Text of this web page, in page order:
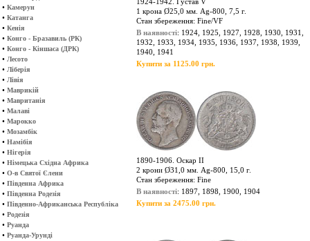
• Камерун
• Катанга
• Кенія
• Конго - Бразавиль (РК)
• Конго - Кіншаса (ДРК)
• Лесото
• Ліберія
• Лівія
• Маврикій
• Мавританія
• Малаві
• Марокко
• Мозамбік
• Намібія
• Нігерія
• Німецька Східна Африка
• О-в Святої Єлени
• Південна Африка
• Південна Родезія
• Південно-Африканська Республіка
• Родезія
• Руанда
• Руанда-Урунді
1 крона Ø25,0 мм. Ag-800, 7,5 г.
Стан збереження: Fine/VF
В наявності: 1924, 1925, 1927, 1928, 1930, 1931,
1932, 1933, 1934, 1935, 1936, 1937, 1938, 1939,
1940, 1941
Купити за 1125.00 грн.
1890-1906. Оскар ІІ
2 крони Ø31,0 мм. Ag-800, 15,0 г.
Стан збереження: Fine
В наявності: 1897, 1898, 1900, 1904
Купити за 2475.00 грн.